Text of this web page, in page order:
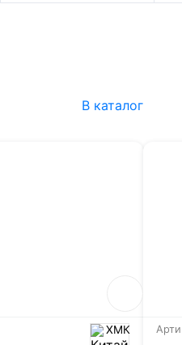
В каталог
ХМК